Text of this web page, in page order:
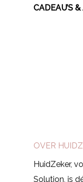
CADEAU’S
OVER
HuidZeker,
Solution, is